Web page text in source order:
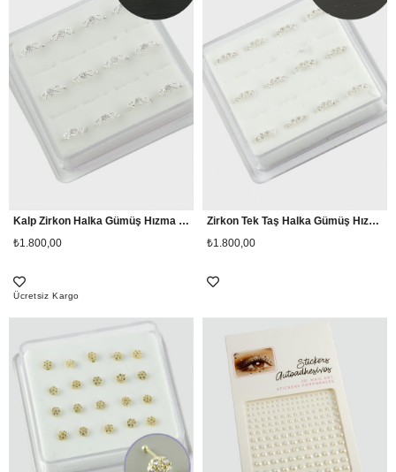
Kalp Zirkon Halka Gümüş Hızma 12 Adet
₺1.800,00
Zirkon Tek Taş Halka Gümüş Hızma 12 Adet
₺1.800,00
Ücretsiz Kargo